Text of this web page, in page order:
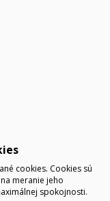
PRE S24,
S24, Svetlošedá
cookies. Cookies sú
meranie jeho
spokojnosti.